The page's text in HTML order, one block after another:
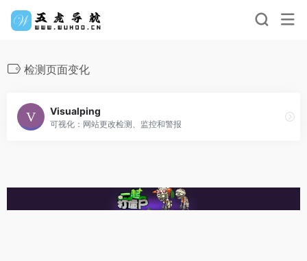
检测页面变化
Visualping
可视化：网站更改检测、监控和警报